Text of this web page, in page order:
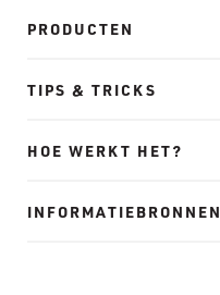
PRODUCTEN
TIPS & TRICKS
HOE WERKT HET?
INFORMATIEBRONNEN